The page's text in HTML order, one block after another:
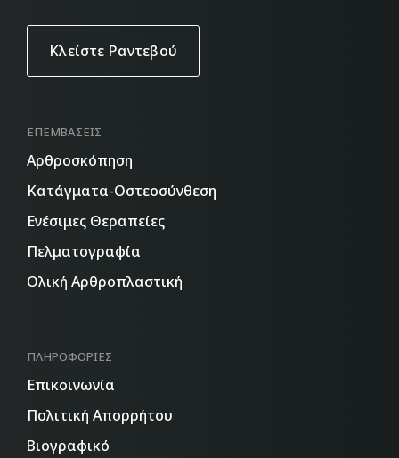
Κλείστε Ραντεβού
ΕΠΕΜΒΆΣΕΙΣ
Aρθροσκόπηση
Κατάγματα-Οστεοσύνθεση
Ενέσιμες Θεραπείες
Πελματογραφία
Ολική Αρθροπλαστική
ΠΛΗΡΟΦΟΡΊΕΣ
Επικοινωνία
Πολιτική Απορρήτου
Βιογραφικό